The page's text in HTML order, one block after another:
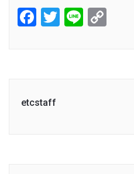
Facebook
Twitter
Line
etcstaff